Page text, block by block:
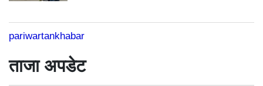
pariwartankhabar
ताजा अपडेट